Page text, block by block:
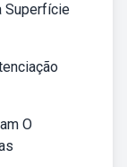
Superfície
O